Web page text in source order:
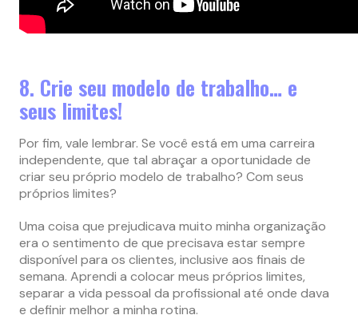
8. Crie seu modelo de trabalho… e
seus limites!
Por fim, vale lembrar. Se você está em uma carreira
independente, que tal abraçar a oportunidade de
criar seu próprio modelo de trabalho? Com seus
próprios limites?
Uma coisa que prejudicava muito minha organização
era o sentimento de que precisava estar sempre
disponível para os clientes, inclusive aos finais de
semana. Aprendi a colocar meus próprios limites,
separar a vida pessoal da profissional até onde dava
e definir melhor a minha rotina.